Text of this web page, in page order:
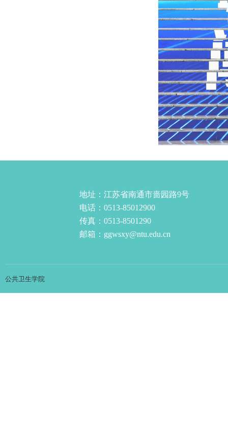
地址：江苏省南通市啬园路9号
电话：0513-85012900
传真：0513-8501290
邮箱：ggwsxy@ntu.edu.cn
公共卫生学院